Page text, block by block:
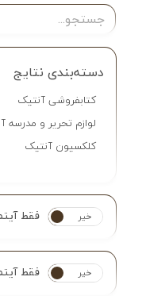
دسته‌بندی نتایج
کتابفروشی آنتیک
لوازم تحریر و مدرسه
کلکسیون آنتیک
بله خیر فقط
بله خیر فقط